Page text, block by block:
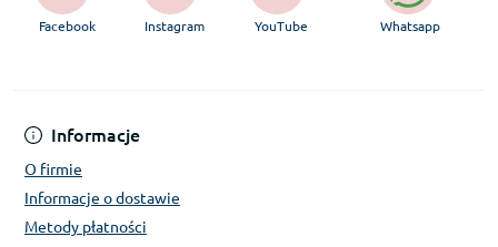
Informacje
O firmie
Informacje o dostawie
Metody płatności
Facebook Instagram YouTube Whatsapp